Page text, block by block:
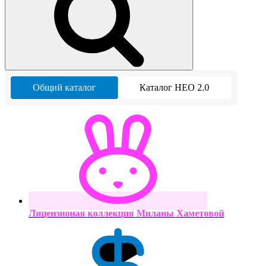
Общий каталог Каталог НЕО 2.0
Лицензионая коллекция Миланы Хаметовой